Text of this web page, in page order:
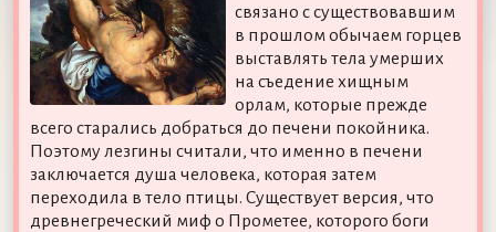
связано с существовавшим
в прошлом обычаем горцев
выставлять тела умерших
на съедение хищным
орлам, которые прежде
всего старались добраться до печени покойника.
Поэтому лезгины считали, что именно в печени
заключается душа человека, которая затем
переходила в тело птицы. Существует версия, что
древнегреческий миф о Прометее, которого боги